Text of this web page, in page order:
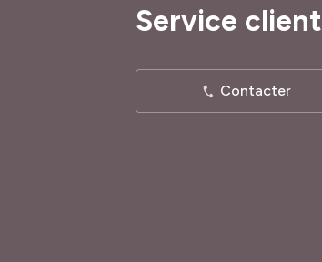
Service client
Contacter